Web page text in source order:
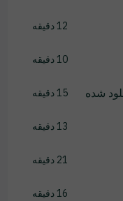
12 دقیقه
10 دقیقه
15 دقیقه
13 دقیقه
21 دقیقه
16 دقیقه